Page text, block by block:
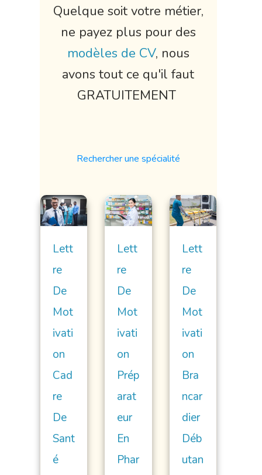
Quelque soit votre métier,
ne payez plus pour des
modèles de CV, nous
avons tout ce qu'il faut
GRATUITEMENT
Rechercher une spécialité
Lett
Re
De
Mot
Ivati
On
Cad
Re
De
Sant
É
Lett
Re
De
Mot
Ivati
On
Prép
Arat
Eur
En
Phar
Lett
Re
De
Mot
Ivati
On
Bra
Ncar
Dier
Déb
Utan